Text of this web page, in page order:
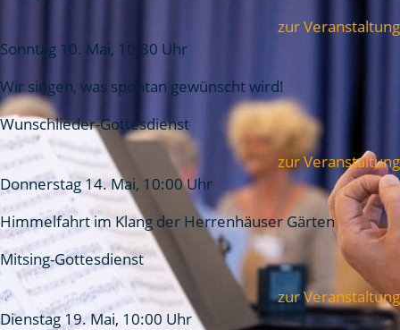
zur Veranstaltung
Sonntag 10. Mai, 10:30 Uhr
Wir singen, was spontan gewünscht wird!
Wunschlieder-Gottesdienst
zur Veranstaltung
Donnerstag 14. Mai, 10:00 Uhr
Himmelfahrt im Klang der Herrenhäuser Gärten
Mitsing-Gottesdienst
zur Veranstaltung
Dienstag 19. Mai, 10:00 Uhr